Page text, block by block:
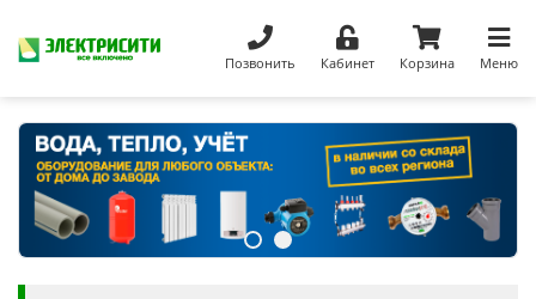
Позвонить Кабинет Корзина Меню